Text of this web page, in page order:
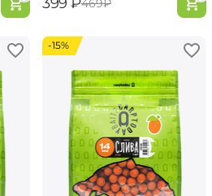
‍469‍₽
-15%